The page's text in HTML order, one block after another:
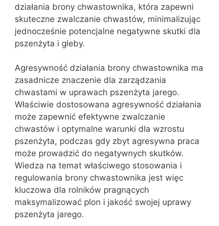
działania brony chwastownika, która zapewni
skuteczne zwalczanie chwastów, minimalizując
jednocześnie potencjalne negatywne skutki dla
pszenżyta i gleby.
Agresywność działania brony chwastownika ma
zasadnicze znaczenie dla zarządzania
chwastami w uprawach pszenżyta jarego.
Właściwie dostosowana agresywność działania
może zapewnić efektywne zwalczanie
chwastów i optymalne warunki dla wzrostu
pszenżyta, podczas gdy zbyt agresywna praca
może prowadzić do negatywnych skutków.
Wiedza na temat właściwego stosowania i
regulowania brony chwastownika jest więc
kluczowa dla rolników pragnących
maksymalizować plon i jakość swojej uprawy
pszenżyta jarego.